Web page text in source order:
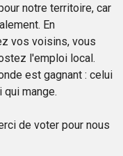
notre territoire, car
En
vos voisins, vous
l'emploi local.
est gagnant : celui
mange.
de voter pour nous